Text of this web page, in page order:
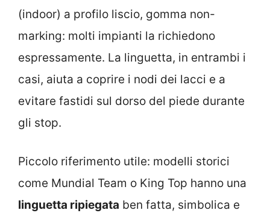
(indoor) a profilo liscio, gomma non-
marking: molti impianti la richiedono
espressamente. La linguetta, in entrambi i
casi, aiuta a coprire i nodi dei lacci e a
evitare fastidi sul dorso del piede durante
gli stop.
Piccolo riferimento utile: modelli storici
come Mundial Team o King Top hanno una
linguetta ripiegata ben fatta, simbolica e